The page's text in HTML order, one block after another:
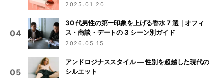
2025.01.20
04
30 代男性の第一印象を上げる香水 7 選｜オフィ
ス・商談・デートの 3 シーン別ガイド
2026.05.15
05
アンドロジナススタイル — 性別を超越した現代の
シルエット